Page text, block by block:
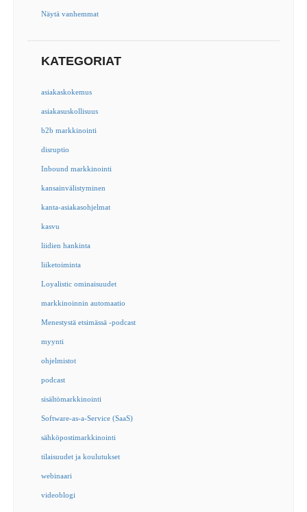
Näytä vanhemmat
KATEGORIAT
asiakaskokemus
asiakasuskollisuus
b2b markkinointi
disruptio
Inbound markkinointi
kansainvälistyminen
kanta-asiakasohjelmat
kasvu
liidien hankinta
liiketoiminta
Loyalistic ominaisuudet
markkinoinnin automaatio
Menestystä etsimässä -podcast
myynti
ohjelmistot
podcast
sisältömarkkinointi
Software-as-a-Service (SaaS)
sähköpostimarkkinointi
tilaisuudet ja koulutukset
webinaari
videoblogi